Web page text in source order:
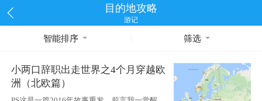
目的地攻略
游记
智能排序 筛选
小两口辞职出走世界之4个月穿越欧
洲（北欧篇）